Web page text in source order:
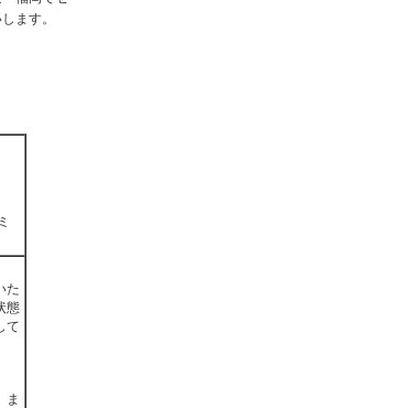
ます。
た
態
て
ま